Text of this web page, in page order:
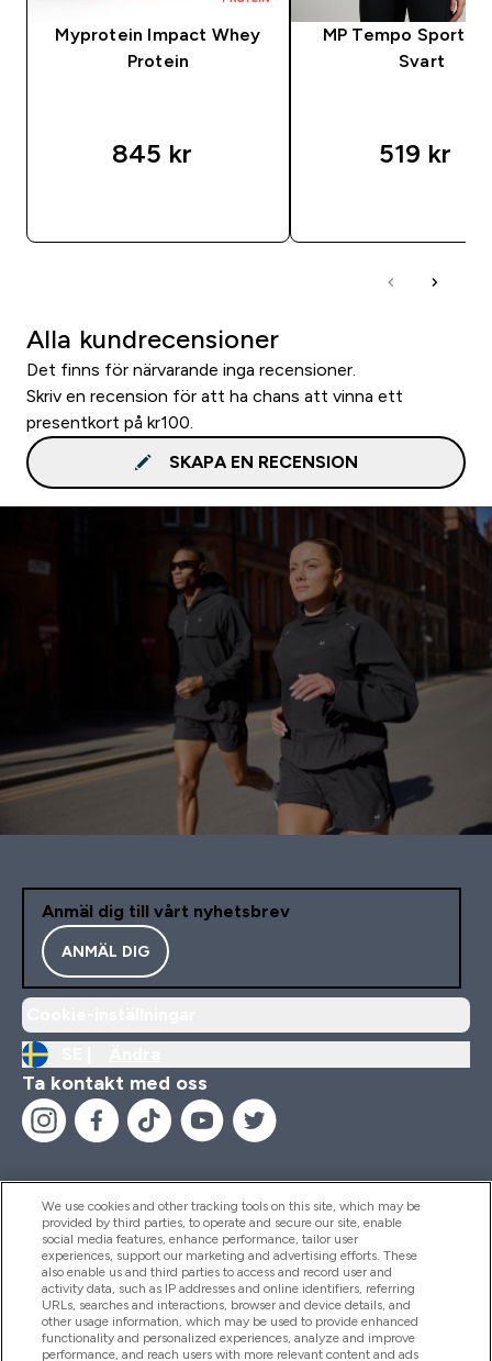
Myprotein Impact Whey
Protein
845 kr‎
MP Tempo Sports
Svart
519 kr‎
Alla kundrecensioner
Det finns för närvarande inga recensioner.
Skriv en recension för att ha chans att vinna ett
presentkort på kr100.
SKAPA EN RECENSION
Anmäl dig till vårt nyhetsbrev
ANMÄL DIG
Ta kontakt med oss
Hjälp & Information
Produkter
We use cookies and other tracking tools on this site, which may be
provided by third parties, to operate and secure our site, enable
social media features, enhance performance, tailor user
experiences, support our marketing and advertising efforts. These
also enable us and third parties to access and record user and
activity data, such as IP addresses and online identifiers, referring
URLs, searches and interactions, browser and device details, and
other usage information, which may be used to provide enhanced
functionality and personalized experiences, analyze and improve
performance, and reach users with more relevant content and ads